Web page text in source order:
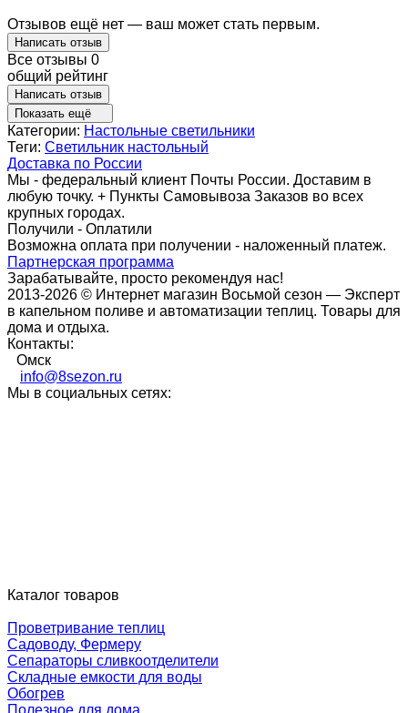
Отзывов ещё нет — ваш может стать первым.
Написать отзыв
Все отзывы 0
общий рейтинг
Написать отзыв
Показать ещё
Категории: Настольные светильники
Теги: Светильник настольный
Доставка по России
Мы - федеральный клиент Почты России. Доставим в
любую точку. + Пункты Самовывоза Заказов во всех
крупных городах.
Получили - Оплатили
Возможна оплата при получении - наложенный платеж.
Партнерская программа
Зарабатывайте, просто рекомендуя нас!
2013-2026 © Интернет магазин Восьмой сезон — Эксперт
в капельном поливе и автоматизации теплиц. Товары для
дома и отдыха.
Контакты:
Омск
info@8sezon.ru
Мы в социальных сетях:
Каталог товаров
Проветривание теплиц
Садоводу, Фермеру
Сепараторы сливкоотделители
Складные емкости для воды
Обогрев
Полезное для дома